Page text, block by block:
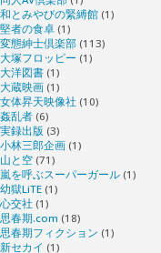
和とみやびの緊縛館 (1)
堅者の食卓 (1)
変態紳士倶楽部 (113)
大塚フロッピー (1)
大洋図書 (1)
大蔵映画 (1)
女体昇天映像社 (10)
姦乱者 (6)
実録出版 (3)
小林三郎企画 (1)
山と空 (71)
嵐を呼ぶスーパーガール (1)
幼獄LiTE (1)
心交社 (1)
思春期.com (18)
思春期フィクション (1)
新セカイ (1)